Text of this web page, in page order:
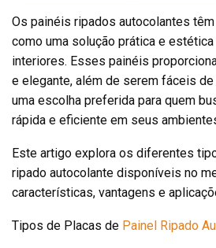
Os painéis ripados autocolantes
como uma solução prática e
interiores. Esses painéis
e elegante, além de serem fáceis
uma escolha preferida para quem
rápida e eficiente em seus
Este artigo explora os diferentes
ripado autocolante disponíveis no
características, vantagens e
Tipos de Placas de Painel Ripado